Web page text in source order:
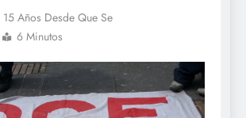
15 Años Desde Que Se
6 Minutos